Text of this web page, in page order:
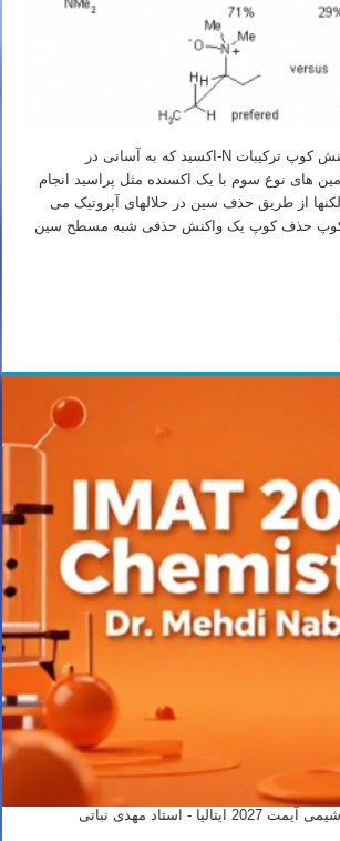
Cope Elimination واکنش کوپ ترکیبات N-اکسید که به آسانی در
های نوع سوم با یک اکسنده مثل پراسید انجام
از طریق حذف سین در حلالهای آپروتیک می
حذف کوپ یک واکنش حذفی شبه مسطح سین
- استاد مهدی نباتی